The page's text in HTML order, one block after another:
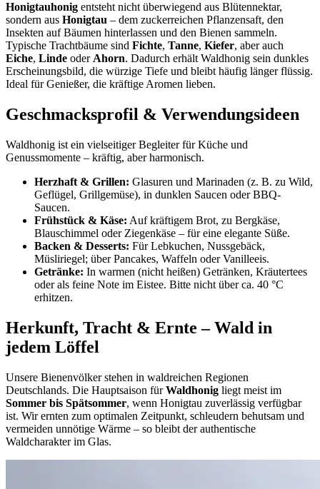
Honigtauhonig entsteht nicht überwiegend aus Blütennektar,
sondern aus Honigtau – dem zuckerreichen Pflanzensaft, den
Insekten auf Bäumen hinterlassen und den Bienen sammeln.
Typische Trachtbäume sind Fichte, Tanne, Kiefer, aber auch
Eiche, Linde oderAhorn. Dadurch erhält Waldhonig sein dunkles
Erscheinungsbild, die würzige Tiefe und bleibt häufig länger flüssig.
Ideal für Genießer, die kräftige Aromen lieben.
Geschmacksprofil & Verwendungsideen
Waldhonig ist ein vielseitiger Begleiter für Küche und
Genussmomente – kräftig, aber harmonisch.
Herzhaft & Grillen: Glasuren und Marinaden (z. B. zu Wild,
Geflügel, Grillgemüse), in dunklen Saucen oder BBQ-
Saucen.
Frühstück & Käse: Auf kräftigem Brot, zu Bergkäse,
Blauschimmel oder Ziegenkäse – für eine elegante Süße.
Backen & Desserts: Für Lebkuchen, Nussgebäck,
Müsliriegel; über Pancakes, Waffeln oder Vanilleeis.
Getränke: In warmen (nicht heißen) Getränken, Kräutertees
oder als feine Note im Eistee. Bitte nicht über ca. 40 °C
erhitzen.
Herkunft, Tracht & Ernte – Wald in
jedem Löffel
Unsere Bienenvölker stehen in waldreichen Regionen
Deutschlands. Die Hauptsaison fürWaldhonig liegt meist im
Sommer bis Spätsommer, wenn Honigtau zuverlässig verfügbar
ist. Wir ernten zum optimalen Zeitpunkt, schleudern behutsam und
vermeiden unnötige Wärme – so bleibt der authentische
Waldcharakter im Glas.